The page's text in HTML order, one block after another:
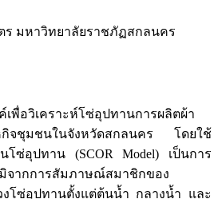
ร มหาวิทยาลัยราชภัฏสกลนคร
พื่อวิเคราะห์โซ่อุปทานการผลิตผ้า
กิจชุมชนในจังหวัดสกลนคร โดยใช้
นโซ่อุปทาน (SCOR Model) เป็นการ
จากการสัมภาษณ์สมาชิกของ
โซ่อุปทานตั้งแต่ต้นน้ำ กลางน้ำ และ